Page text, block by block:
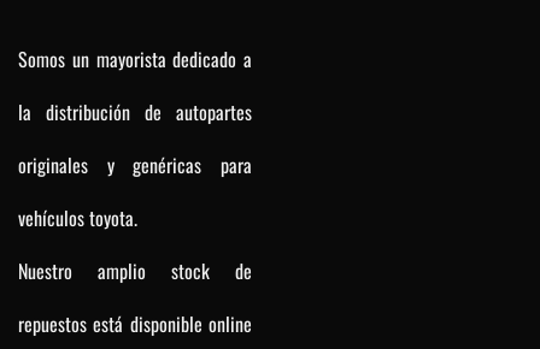
Somos un mayorista dedicado a
la distribución de autopartes
originales y genéricas para
vehículos toyota.
Nuestro amplio stock de
repuestos está disponible online